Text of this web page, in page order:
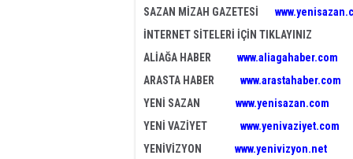
SAZAN MİZAH GAZETESİ
İNTERNET SİTELERİ İÇİN TIKLAYINIZ
ALİAĞA HABER www.aliagahaber.com
ARASTA HABER www.arastahaber.com
YENİ SAZAN www.yenisazan.com
YENİ VAZİYET www.yenivaziyet.com
YENİVİZYON www.yenivizyon.net